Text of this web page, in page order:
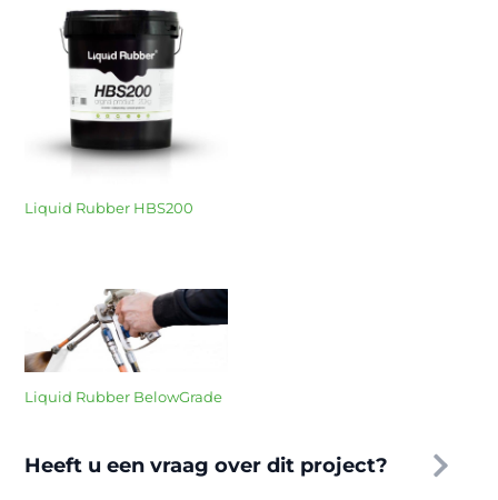
Liquid Rubber HBS200
Liquid Rubber BelowGrade
Heeft u een vraag over dit project?